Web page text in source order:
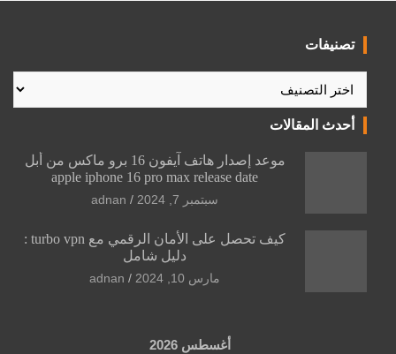
تصنيفات
تصنيفات
أحدث المقالات
موعد إصدار هاتف آيفون 16 برو ماكس من أبل
apple iphone 16 pro max release date
سبتمبر 7, 2024 adnan
كيف تحصل على الأمان الرقمي مع turbo vpn :
دليل شامل
مارس 10, 2024 adnan
أغسطس 2026